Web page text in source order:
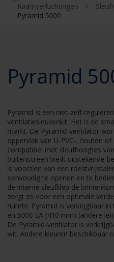
Raamverluchtingen
>
Pyramid 5000
Pyramid
Pyramid is een niet-zelf-
ventilatiesleuvenkit. Het is de
markt. De Pyramid-ventilator
oppervlak van U-PVC-, houten
compatibel met sleufhoogtes
buitenscreen biedt uitstekende
is voorzien van een
eenvoudig te openen en te
de interne sleufklep de
zorgt zo voor een optimale
ruimte. Pyramid is verkrijgbaar
en 5000 EA (410 mm) (andere
De Pyramid-ventilator is
wit. Andere kleuren beschikbaar